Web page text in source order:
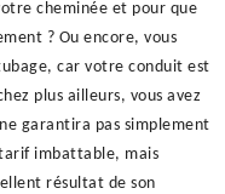
cheminée et pour que
? Ou encore, vous
car votre conduit est
plus ailleurs, vous avez
ne garantira pas simplement
imbattable, mais
résultat de son